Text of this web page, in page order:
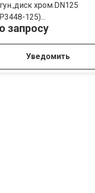
хром.DN125
125)...
запросу
Уведомить